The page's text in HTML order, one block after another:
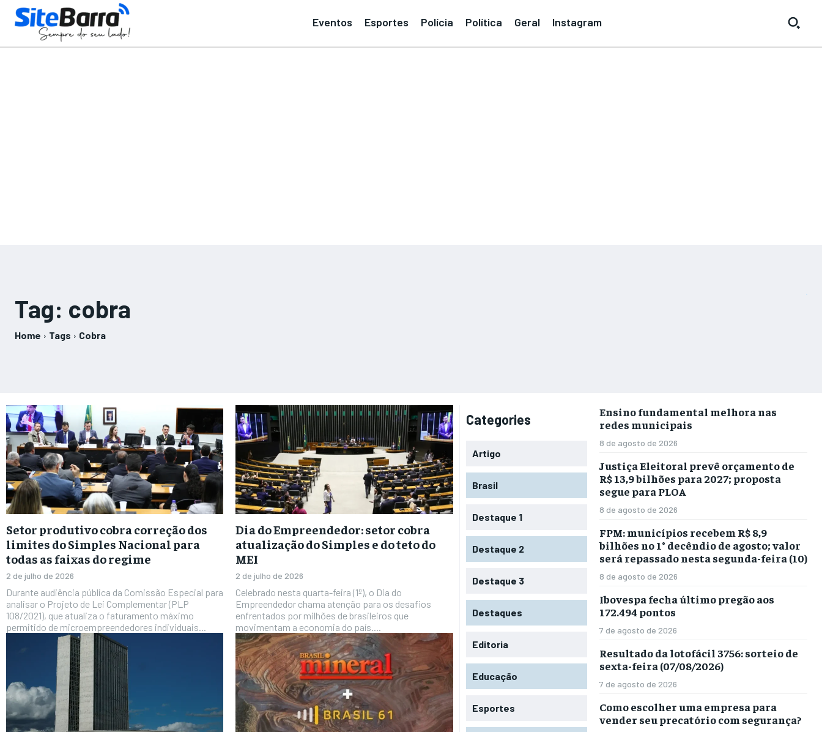
Eventos Esportes Polícia Política Geral Instagram
Tag: cobra
Home Tags Cobra
Setor produtivo cobra correção dos
limites do Simples Nacional para
todas as faixas do regime
2 de julho de 2026
Durante audiência pública da Comissão Especial para
analisar o Projeto de Lei Complementar (PLP
108/2021), que atualiza o faturamento máximo
permitido de microempreendedores individuais...
Dia do Empreendedor: setor cobra
atualização do Simples e do teto do
MEI
2 de julho de 2026
Celebrado nesta quarta-feira (1º), o Dia do
Empreendedor chama atenção para os desafios
enfrentados por milhões de brasileiros que
movimentam a economia do país....
Categories
Artigo
Brasil
Destaque 1
Destaque 2
Destaque 3
Destaques
Editoria
Educação
Esportes
Ensino fundamental melhora nas
redes municipais
8 de agosto de 2026
Justiça Eleitoral prevê orçamento de
R$ 13,9 bilhões para 2027; proposta
segue para PLOA
8 de agosto de 2026
FPM: municípios recebem R$ 8,9
bilhões no 1° decêndio de agosto; valor
será repassado nesta segunda-feira (10)
8 de agosto de 2026
Ibovespa fecha último pregão aos
172.494 pontos
7 de agosto de 2026
Resultado da lotofácil 3756: sorteio de
sexta-feira (07/08/2026)
7 de agosto de 2026
Como escolher uma empresa para
vender seu precatório com segurança?